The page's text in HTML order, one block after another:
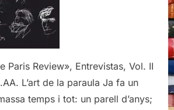
Paris Review», Entrevistas, Vol. II
L’art de la paraula Ja fa un
temps i tot: un parell d’anys;